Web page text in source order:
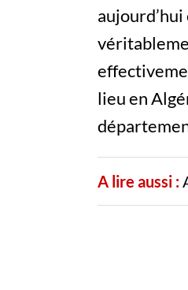
lieu en
A lire aussi :